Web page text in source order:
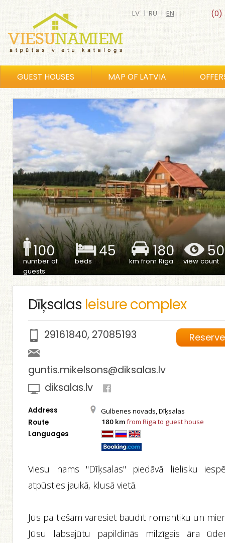
(0)
LV | RU | EN
GUEST HOUSES MAP OF LATVIA
100
number of
guests
45
beds
180
km from Riga view count
Dīķsalas leisure complex
Reserve
29161840, 27085193
guntis.mikelsons@diksalas.lv
diksalas.lv
Address Gulbenes novads, Dīķsalas
Route 180 kmfrom Riga to guest house
Languages
Viesu nams "Dīķsalas" piedāvā lielisku
atpūsties jaukā, klusā vietā.
Jūs pa tiešām varēsiet baudīt romantiku un
Jūsu labsajūtu papildinās milzīgais āra